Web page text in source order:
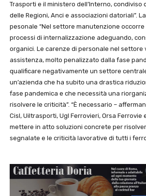
Trasporti e il ministero dell’Interno, condiviso
delle Regioni, Anci e associazioni datoriali”.
pesonale “Nel settore manutenzione
processi di internalizzazione adeguando,
organici. Le carenze di personale nel settore
assistenza, molto penalizzato dalla fase
qualificare negativamente un settore
un’azienda che ha subito una drastica
fase pandemica e che necessità una
risolvere le criticità”. “È necessario –
Cisl, Uiltrasporti, Ugl Ferrovieri, Orsa Ferrovie
mettere in atto soluzioni concrete per
segnalate e le criticità lavorative di tutti i